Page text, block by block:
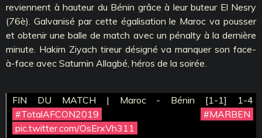
reviennent à hauteur du Bénin grâce à leur buteur El Nesry
(76è). Galvanisé par cette égalisation le Maroc va pousser
et obtenir une balle de match avec un pénalty à la dernière
minute. Hakim Ziyach tireur désigné va manquer son face-
à-face avec Saturnin Allagbé, héros de la soirée.
FIN DU MATCH | Maroc - Bénin [1-1] 1-4
#TotalAFCON2019
#MARBEN
pic.twitter.com/OsErxVh311